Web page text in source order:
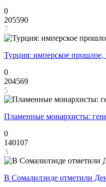
0
205590
7
Турция: имперское
0
204569
5
Пламенные монархисты:
0
140107
3
В Сомалилэнде отметили